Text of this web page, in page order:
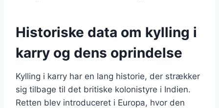
Historiske data om kylling i
karry og dens oprindelse
Kylling i karry har en lang historie, der strækker
sig tilbage til det britiske kolonistyre i Indien.
Retten blev introduceret i Europa, hvor den